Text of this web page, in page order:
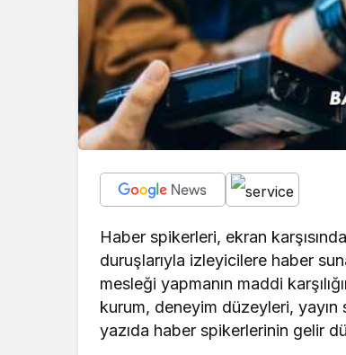
Haber spikerleri, ekran
duruşlarıyla izleyicilere haber
mesleği yapmanın maddi
kurum, deneyim düzeyleri,
yazıda haber spikerlerinin gelir